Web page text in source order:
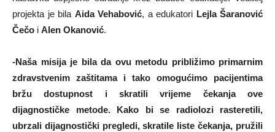
projekta je bila Aida Vehabović, a edukatori Lejla Šaranović
Čečo i Alen Okanović.
-Naša misija je bila da ovu metodu približimo primarnim
zdravstvenim zaštitama i tako omogućimo pacijentima
bržu dostupnost i skratili vrijeme čekanja ove
dijagnostičke metode. Kako bi se radiolozi rasteretili,
ubrzali dijagnostički pregledi, skratile liste čekanja, pružili